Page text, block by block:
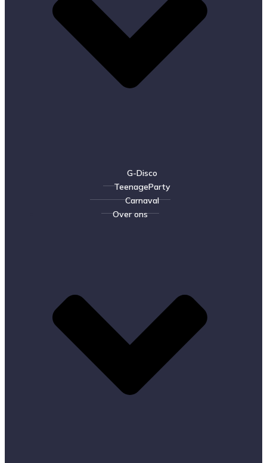
G-Disco
TeenageParty
Carnaval
Over ons